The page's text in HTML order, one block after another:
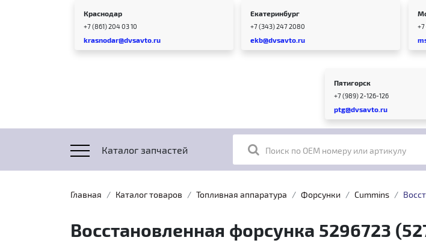
Краснодар
+7 (861) 204 03 10
krasnodar@dvsavto.ru
Екатеринбург
+7 (343) 247 2080
ekb@dvsavto.ru
Пятигорск
+7 (989) 2-126-126
ptg@dvsavto.ru
Каталог запчастей Поиск по OEM номеру или артикулу
Главная Каталог товаров Топливная аппаратура Форсунки Cummins
Восстановленная форсунка 5296723